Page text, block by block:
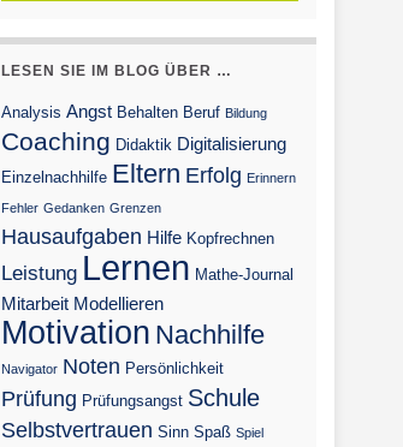
LESEN SIE IM BLOG ÜBER …
Analysis Angst Behalten Beruf Bildung
Coaching Didaktik Digitalisierung
Einzelnachhilfe Eltern Erfolg Erinnern
Fehler Gedanken Grenzen
Hausaufgaben Hilfe Kopfrechnen
Leistung Lernen Mathe-Journal
Mitarbeit Modellieren
Motivation Nachhilfe
Navigator Noten Persönlichkeit
Prüfung Prüfungsangst Schule
Selbstvertrauen Sinn Spaß Spiel